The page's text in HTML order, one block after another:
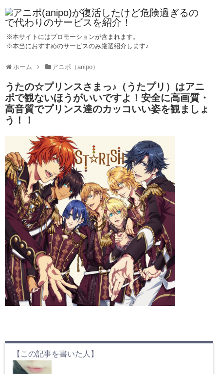
※本サイトにはプロモーションが含まれます。
※本当におすすめのサービスのみ厳選紹介します♪
ホーム アニポ（anipo）
うたの☆プリンスさまっ♪（うたプリ）はアニ
ポで観ないほうがいいですよ！安全に高画質・
高音質でプリンス達のカッコいい姿を観ましょ
う！！
【この記事を書いた人】